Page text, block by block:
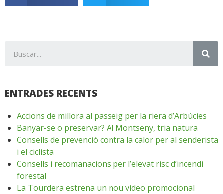
ENTRADES RECENTS
Accions de millora al passeig per la riera d’Arbúcies
Banyar-se o preservar? Al Montseny, tria natura
Consells de prevenció contra la calor per al senderista
i el ciclista
Consells i recomanacions per l’elevat risc d’incendi
forestal
La Tourdera estrena un nou vídeo promocional